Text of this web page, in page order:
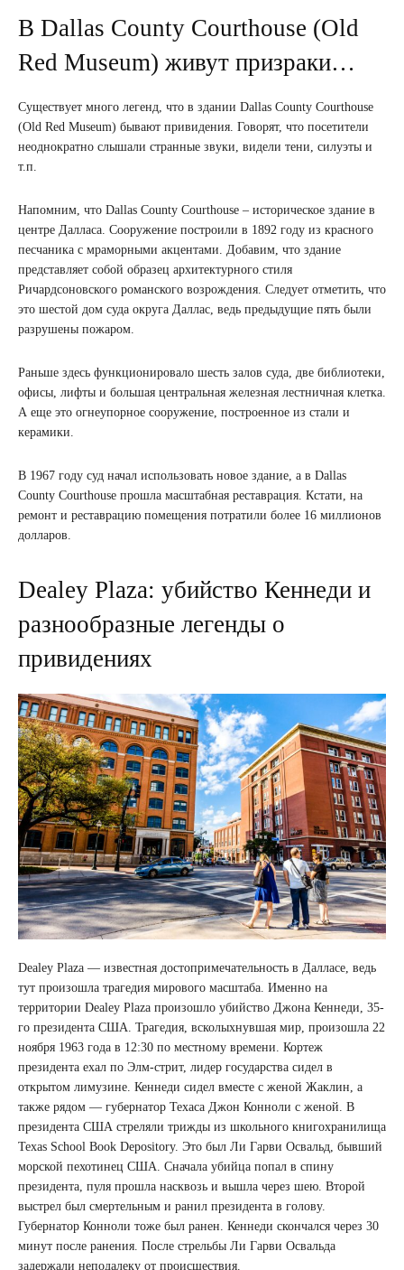
В Dallas County Courthouse (Old
Red Museum) живут призраки…
Существует много легенд, что в здании Dallas County Courthouse
(Old Red Museum) бывают привидения. Говорят, что посетители
неоднократно слышали странные звуки, видели тени, силуэты и
т.п.
Напомним, что Dallas County Courthouse – историческое здание в
центре Далласа. Сооружение построили в 1892 году из красного
песчаника с мраморными акцентами. Добавим, что здание
представляет собой образец архитектурного стиля
Ричардсоновского романского возрождения. Следует отметить, что
это шестой дом суда округа Даллас, ведь предыдущие пять были
разрушены пожаром.
Раньше здесь функционировало шесть залов суда, две библиотеки,
офисы, лифты и большая центральная железная лестничная клетка.
А еще это огнеупорное сооружение, построенное из стали и
керамики.
В 1967 году суд начал использовать новое здание, а в Dallas
County Courthouse прошла масштабная реставрация. Кстати, на
ремонт и реставрацию помещения потратили более 16 миллионов
долларов.
Dealey Plaza: убийство Кеннеди и
разнообразные легенды о
привидениях
Dealey Plaza — известная достопримечательность в Далласе, ведь
тут произошла трагедия мирового масштаба. Именно на
территории Dealey Plaza произошло убийство Джона Кеннеди, 35-
го президента США. Трагедия, всколыхнувшая мир, произошла 22
ноября 1963 года в 12:30 по местному времени. Кортеж
президента ехал по Элм-стрит, лидер государства сидел в
открытом лимузине. Кеннеди сидел вместе с женой Жаклин, а
также рядом — губернатор Техаса Джон Конноли с женой. В
президента США стреляли трижды из школьного книгохранилища
Texas School Book Depository. Это был Ли Гарви Освальд, бывший
морской пехотинец США. Сначала убийца попал в спину
президента, пуля прошла насквозь и вышла через шею. Второй
выстрел был смертельным и ранил президента в голову.
Губернатор Конноли тоже был ранен. Кеннеди скончался через 30
минут после ранения. После стрельбы Ли Гарви Освальда
задержали неподалеку от происшествия.